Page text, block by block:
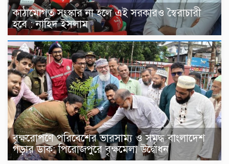
কাঠামোগত সংস্কার না হলে এই সরকারও স্বৈরাচারী
হবে : নাহিদ ইসলাম
বৃক্ষরোপণে পরিবেশের ভারসাম্য ও সমৃদ্ধ বাংলাদেশ
গড়ার ডাক: পিরোজপুরে বৃক্ষমেলা উদ্বোধন